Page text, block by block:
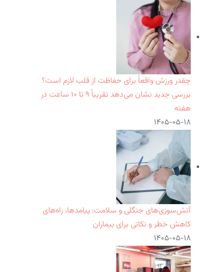
چقدر ورزش واقعاً برای حفاظت از قلب لازم است؟
بررسی جدید نشان می‌دهد تقریباً ۹ تا ۱۰ ساعت در
هفته
۱۴۰۵-۰۵-۱۸
آتش‌سوزی‌های جنگلی و سلامت: پیامدها، راه‌های
کاهش خطر و نکاتی برای بیماران
۱۴۰۵-۰۵-۱۸